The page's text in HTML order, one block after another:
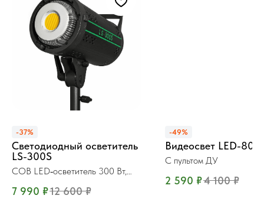
-37%
Светодиодный осветитель
LS-300S
COB LED‑осветитель 300 Вт,
7 990 ₽12 600 ₽
-49%
Видеосвет LED-800
С пультом ДУ
2 590 ₽4 100 ₽